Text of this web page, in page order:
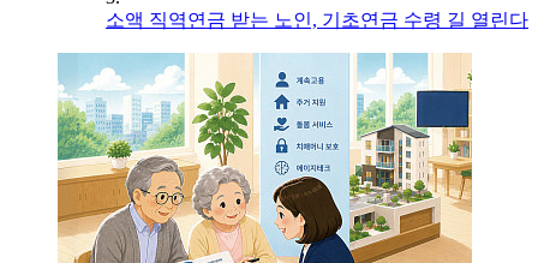
소액 직역연금 받는 노인, 기초연금 수령 길 열린다